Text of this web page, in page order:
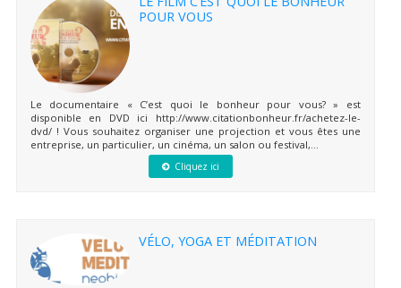
POUR VOUS
Le documentaire « C’est quoi le bonheur pour vous? » est
disponible en DVD ici http://www.citationbonheur.fr/achetez-le-
dvd/ ! Vous souhaitez organiser une projection et vous êtes une
entreprise, un particulier, un cinéma, un salon ou festival,...
Cliquez ici
VÉLO, YOGA ET MÉDITATION